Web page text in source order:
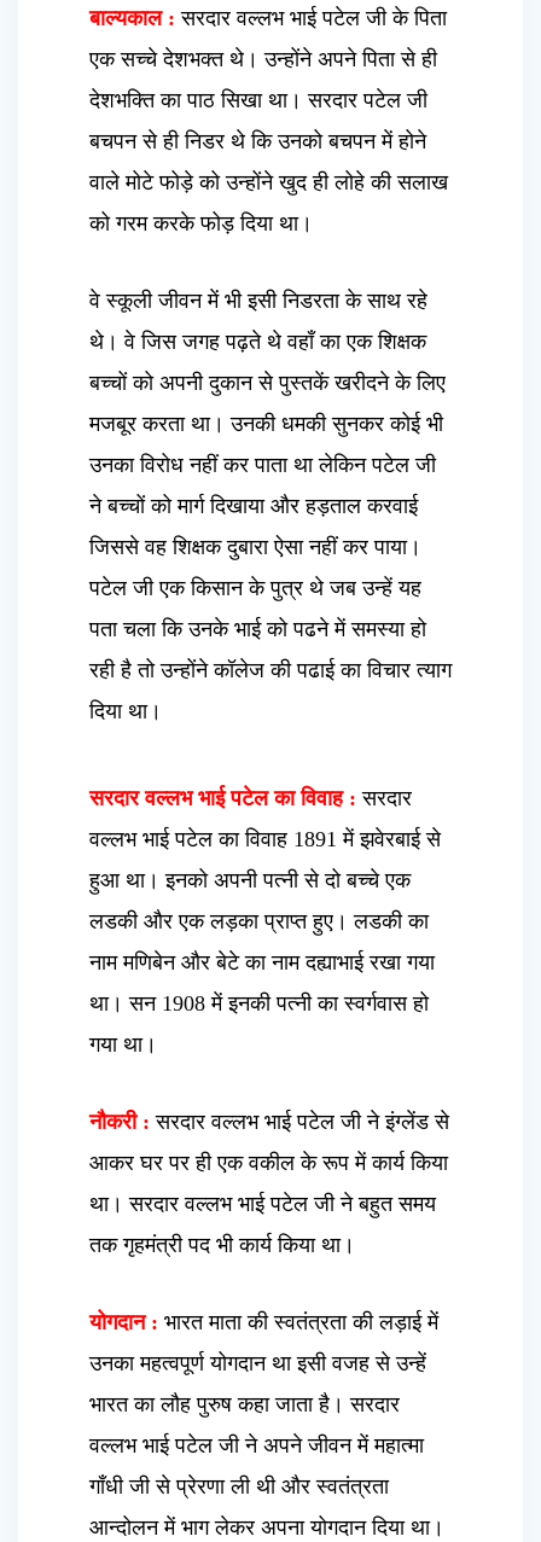
बाल्यकाल : सरदार वल्लभ भाई पटेल जी के पिता
एक सच्चे देशभक्त थे। उन्होंने अपने पिता से ही
देशभक्ति का पाठ सिखा था। सरदार पटेल जी
बचपन से ही निडर थे कि उनको बचपन में होने
वाले मोटे फोड़े को उन्होंने खुद ही लोहे की सलाख
को गरम करके फोड़ दिया था।
वे स्कूली जीवन में भी इसी निडरता के साथ रहे
थे। वे जिस जगह पढ़ते थे वहाँ का एक शिक्षक
बच्चों को अपनी दुकान से पुस्तकें खरीदने के लिए
मजबूर करता था। उनकी धमकी सुनकर कोई भी
उनका विरोध नहीं कर पाता था लेकिन पटेल जी
ने बच्चों को मार्ग दिखाया और हड़ताल करवाई
जिससे वह शिक्षक दुबारा ऐसा नहीं कर पाया।
पटेल जी एक किसान के पुत्र थे जब उन्हें यह
पता चला कि उनके भाई को पढने में समस्या हो
रही है तो उन्होंने कॉलेज की पढाई का विचार त्याग
दिया था।
सरदार वल्लभ भाई पटेल का विवाह : सरदार
वल्लभ भाई पटेल का विवाह 1891 में झवेरबाई से
हुआ था। इनको अपनी पत्नी से दो बच्चे एक
लडकी और एक लड़का प्राप्त हुए। लडकी का
नाम मणिबेन और बेटे का नाम दह्याभाई रखा गया
था। सन 1908 में इनकी पत्नी का स्वर्गवास हो
गया था।
नौकरी : सरदार वल्लभ भाई पटेल जी ने इंग्लेंड से
आकर घर पर ही एक वकील के रूप में कार्य किया
था। सरदार वल्लभ भाई पटेल जी ने बहुत समय
तक गृहमंत्री पद भी कार्य किया था।
योगदान : भारत माता की स्वतंत्रता की लड़ाई में
उनका महत्वपूर्ण योगदान था इसी वजह से उन्हें
भारत का लौह पुरुष कहा जाता है। सरदार
वल्लभ भाई पटेल जी ने अपने जीवन में महात्मा
गाँधी जी से प्रेरणा ली थी और स्वतंत्रता
आन्दोलन में भाग लेकर अपना योगदान दिया था।